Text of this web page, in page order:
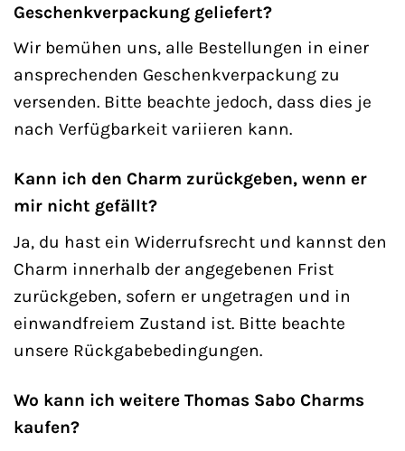
Geschenkverpackung geliefert?
Wir bemühen uns, alle Bestellungen in einer
ansprechenden Geschenkverpackung zu
versenden. Bitte beachte jedoch, dass dies je
nach Verfügbarkeit variieren kann.
Kann ich den Charm zurückgeben, wenn er
mir nicht gefällt?
Ja, du hast ein Widerrufsrecht und kannst den
Charm innerhalb der angegebenen Frist
zurückgeben, sofern er ungetragen und in
einwandfreiem Zustand ist. Bitte beachte
unsere Rückgabebedingungen.
Wo kann ich weitere Thomas Sabo Charms
kaufen?